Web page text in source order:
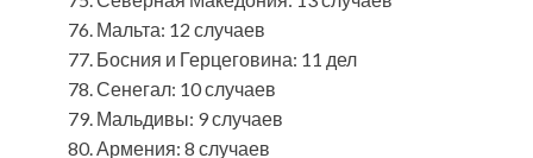
Мальта: 12 случаев
Босния и Герцеговина: 11 дел
Сенегал: 10 случаев
Мальдивы: 9 случаев
Армения: 8 случаев